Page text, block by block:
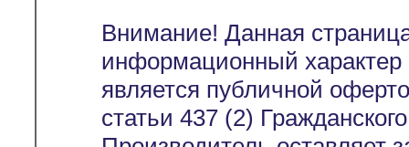
Внимание! Данная
информационный характер
является публичной
статьи 437 (2)